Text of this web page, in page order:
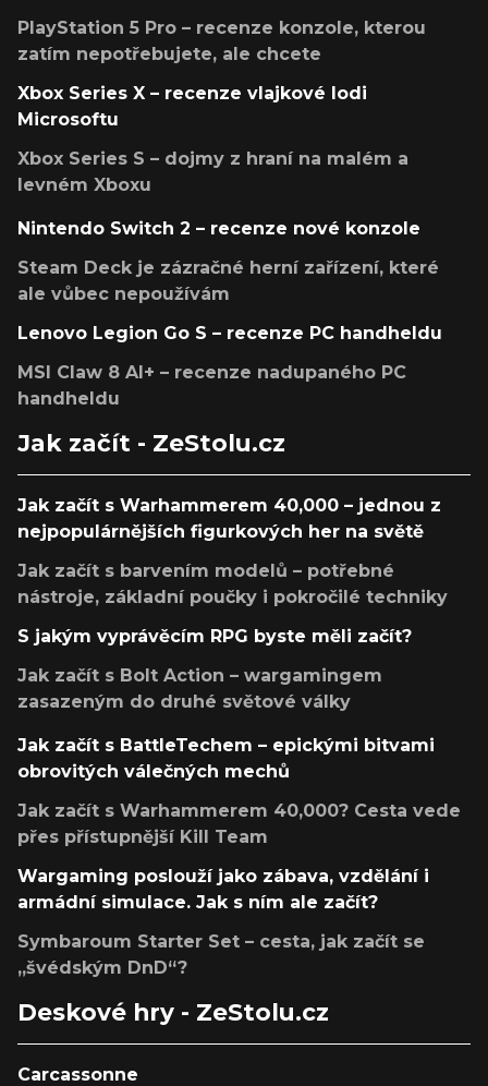
PlayStation 5 Pro – recenze konzole, kterou
zatím nepotřebujete, ale chcete
Xbox Series X – recenze vlajkové lodi
Microsoftu
Xbox Series S – dojmy z hraní na malém a
levném Xboxu
Nintendo Switch 2 – recenze nové konzole
Steam Deck je zázračné herní zařízení, které
ale vůbec nepoužívám
Lenovo Legion Go S – recenze PC handheldu
MSI Claw 8 AI+ – recenze nadupaného PC
handheldu
Jak začít - ZeStolu.cz
Jak začít s Warhammerem 40,000 – jednou z
nejpopulárnějších figurkových her na světě
Jak začít s barvením modelů – potřebné
nástroje, základní poučky i pokročilé techniky
S jakým vyprávěcím RPG byste měli začít?
Jak začít s Bolt Action – wargamingem
zasazeným do druhé světové války
Jak začít s BattleTechem – epickými bitvami
obrovitých válečných mechů
Jak začít s Warhammerem 40,000? Cesta vede
přes přístupnější Kill Team
Wargaming poslouží jako zábava, vzdělání i
armádní simulace. Jak s ním ale začít?
Symbaroum Starter Set – cesta, jak začít se
„švédským DnD“?
Deskové hry - ZeStolu.cz
Carcassonne